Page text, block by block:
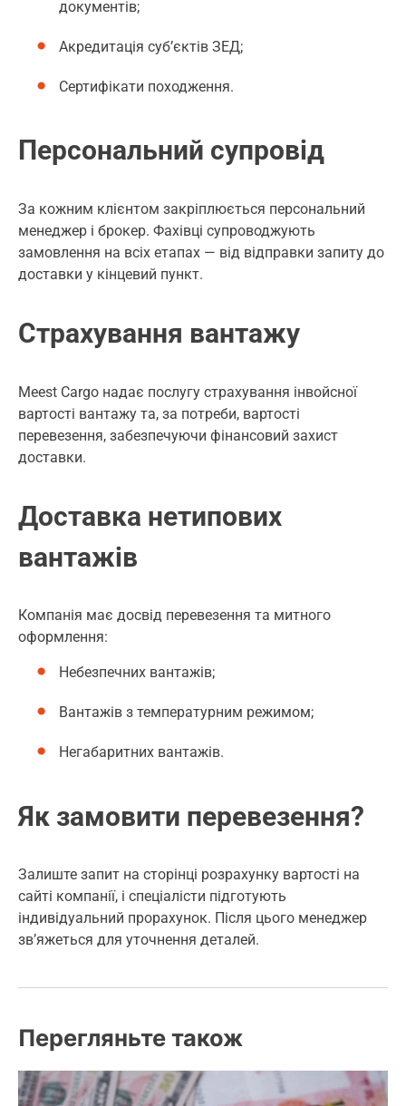
документів;
Акредитація суб’єктів ЗЕД;
Сертифікати походження.
Персональний супровід
За кожним клієнтом закріплюється персональний
менеджер і брокер. Фахівці супроводжують
замовлення на всіх етапах — від відправки запиту до
доставки у кінцевий пункт.
Страхування вантажу
Meest Cargo надає послугу страхування інвойсної
вартості вантажу та, за потреби, вартості
перевезення, забезпечуючи фінансовий захист
доставки.
Доставка нетипових
вантажів
Компанія має досвід перевезення та митного
оформлення:
Небезпечних вантажів;
Вантажів з температурним режимом;
Негабаритних вантажів.
Як замовити перевезення?
Залиште запит на сторінці розрахунку вартості на
сайті компанії, і спеціалісти підготують
індивідуальний прорахунок. Після цього менеджер
зв’яжеться для уточнення деталей.
Перегляньте також